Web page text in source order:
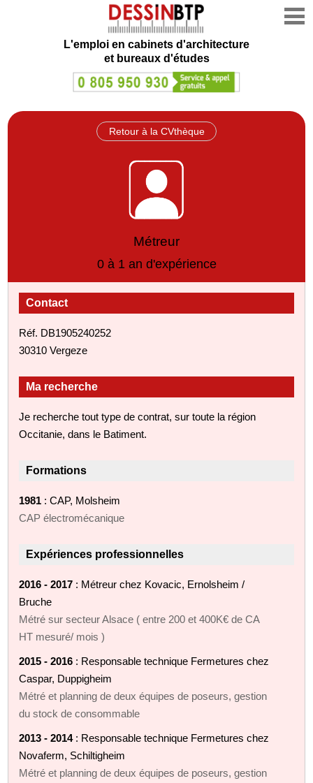
L'emploi en cabinets d'architecture
et bureaux d'études
Retour à la CVthèque
Métreur
0 à 1 an d'expérience
Contact
Réf. DB1905240252
30310 Vergeze
Ma recherche
Je recherche tout type de contrat, sur toute la région
Occitanie, dans le Batiment.
Formations
1981 : CAP, Molsheim
CAP électromécanique
Expériences professionnelles
2016 - 2017 : Métreur chez Kovacic, Ernolsheim /
Bruche
Métré sur secteur Alsace ( entre 200 et 400K€ de CA
HT mesuré/ mois )
2015 - 2016 : Responsable technique Fermetures chez
Caspar, Duppigheim
Métré et planning de deux équipes de poseurs, gestion
du stock de consommable
2013 - 2014: Responsable technique Fermetures chez
Novaferm, Schiltigheim
Métré et planning de deux équipes de poseurs, gestion